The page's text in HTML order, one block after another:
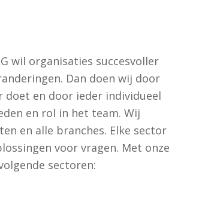
wil organisaties succesvoller
Dan doen wij door
en door ieder individueel
en rol in het team. Wij
en alle branches. Elke sector
voor vragen. Met onze
sectoren: